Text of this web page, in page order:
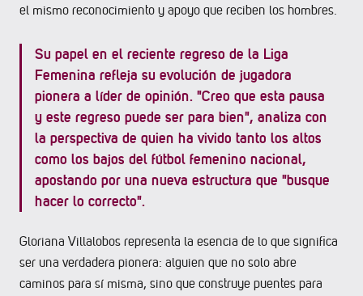
el mismo reconocimiento y apoyo que reciben los hombres.
Su papel en el reciente regreso de la Liga
Femenina refleja su evolución de jugadora
pionera a líder de opinión. "Creo que esta pausa
y este regreso puede ser para bien", analiza con
la perspectiva de quien ha vivido tanto los altos
como los bajos del fútbol femenino nacional,
apostando por una nueva estructura que "busque
hacer lo correcto".
Gloriana Villalobos representa la esencia de lo que significa
ser una verdadera pionera: alguien que no solo abre
caminos para sí misma, sino que construye puentes para